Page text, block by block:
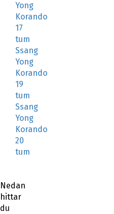
Yong
Korando
17
tum
Ssang
Yong
Korando
19
tum
Ssang
Yong
Korando
20
tum
Nedan
hittar
du